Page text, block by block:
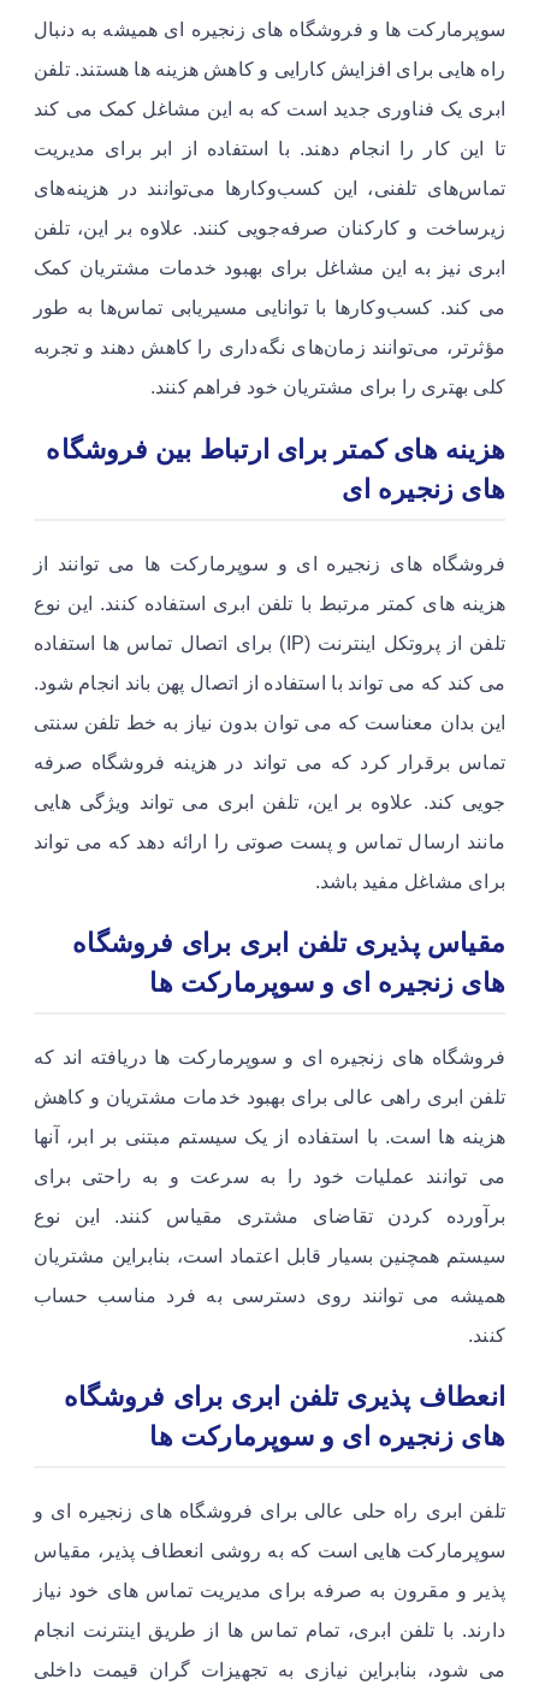
سوپرمارکت ها و فروشگاه های زنجیره ای همیشه به دنبال
راه هایی برای افزایش کارایی و کاهش هزینه ها هستند. تلفن
ابری یک فناوری جدید است که به این مشاغل کمک می کند
تا این کار را انجام دهند. با استفاده از ابر برای مدیریت
تماس‌های تلفنی، این کسب‌وکارها می‌توانند در هزینه‌های
زیرساخت و کارکنان صرفه‌جویی کنند. علاوه بر این، تلفن
ابری نیز به این مشاغل برای بهبود خدمات مشتریان کمک
می کند. کسب‌وکارها با توانایی مسیریابی تماس‌ها به طور
مؤثرتر، می‌توانند زمان‌های نگه‌داری را کاهش دهند و تجربه
کلی بهتری را برای مشتریان خود فراهم کنند.
هزینه های کمتر برای ارتباط بین فروشگاه
های زنجیره ای
فروشگاه های زنجیره ای و سوپرمارکت ها می توانند از
هزینه های کمتر مرتبط با تلفن ابری استفاده کنند. این نوع
تلفن از پروتکل اینترنت (IP) برای اتصال تماس ها استفاده
می کند که می تواند با استفاده از اتصال پهن باند انجام شود.
این بدان معناست که می توان بدون نیاز به خط تلفن سنتی
تماس برقرار کرد که می تواند در هزینه فروشگاه صرفه
جویی کند. علاوه بر این، تلفن ابری می تواند ویژگی هایی
مانند ارسال تماس و پست صوتی را ارائه دهد که می تواند
برای مشاغل مفید باشد.
مقیاس پذیری تلفن ابری برای فروشگاه
های زنجیره ای و سوپرمارکت ها
فروشگاه های زنجیره ای و سوپرمارکت ها دریافته اند که
تلفن ابری راهی عالی برای بهبود خدمات مشتریان و کاهش
هزینه ها است. با استفاده از یک سیستم مبتنی بر ابر، آنها
می توانند عملیات خود را به سرعت و به راحتی برای
برآورده کردن تقاضای مشتری مقیاس کنند. این نوع
سیستم همچنین بسیار قابل اعتماد است، بنابراین مشتریان
همیشه می توانند روی دسترسی به فرد مناسب حساب
کنند.
انعطاف پذیری تلفن ابری برای فروشگاه
های زنجیره ای و سوپرمارکت ها
تلفن ابری راه حلی عالی برای فروشگاه های زنجیره ای و
سوپرمارکت هایی است که به روشی انعطاف پذیر، مقیاس
پذیر و مقرون به صرفه برای مدیریت تماس های خود نیاز
دارند. با تلفن ابری، تمام تماس ها از طریق اینترنت انجام
می شود، بنابراین نیازی به تجهیزات گران قیمت داخلی